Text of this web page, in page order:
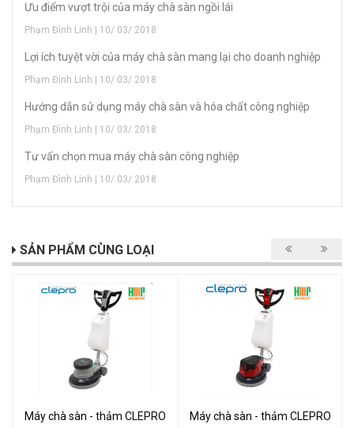
Ưu điểm vượt trội của máy chà sàn ngồi lái
Phạm Đình Linh | 10/ 03/ 2018
Lợi ích tuyệt vời của máy chà sàn mang lại cho doanh nghiệp
Phạm Đình Linh | 10/ 03/ 2018
Hướng dẫn sử dụng máy chà sàn và hóa chất công nghiệp
Phạm Đình Linh | 10/ 03/ 2018
Tư vấn chọn mua máy chà sàn công nghiệp
Phạm Đình Linh | 10/ 03/ 2018
SẢN PHẨM CÙNG LOẠI
Máy chà sàn - thảm CLEPRO
Máy chà sàn - thảm CLEPRO